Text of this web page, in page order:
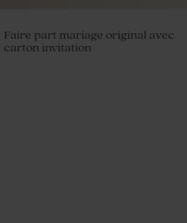
Faire part mariage original avec
carton invitation